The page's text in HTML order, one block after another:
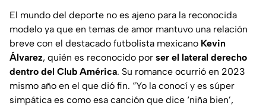
El mundo del deporte no es ajeno para la reconocida
modelo ya que en temas de amor mantuvo una relación
breve con el destacado futbolista mexicano Kevin
Álvarez, quién es reconocido por ser el lateral derecho
dentro del Club América. Su romance ocurrió en 2023
mismo año en el que dió fin. “Yo la conocí y es súper
simpática es como esa canción que dice ‘niña bien’,